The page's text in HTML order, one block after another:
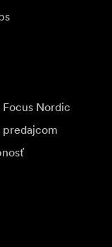
Focus Nordic
predajcom